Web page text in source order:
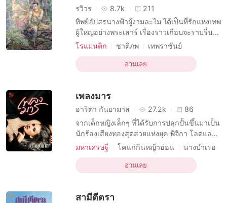
โดนบังคับมาหลงรัก
รวิวร 8.7k
211
ทิพย์อัปสรนางฟ้าผู้งามละไม ได้เป็นที่รักแห่งเทพ
ผู้ใหญ่อย่างพระเสาร์ เรื่องราวเกือบจะราบรื่น
แล้ว ถ้านางจะไม่เป็นที่รักแห่งองค์พระอังคาร
สงครามแห่งสวรรค์จึงบันเกิด!
โรแมนติก ชาติภพ
เทพราชันย์
ความลึกลับ
ผจญภัย นางฟ้า
อมนุษย์
การอยู่กินด้วยกัน
โดนบังคับมาหลงรัก
อ่านเลย
เพลงมาร
อาริตา กันยามาส 27.2k
86
จากเด็กหญิงเล็กๆ ที่ได้รับการปลุกปั้นขึ้นมาเป็น
นักร้องเสียงทองสุดสวยแห่งยุค พิจิกา โลดแล่น
ไปตามจังหวะเสียงเพลงจนถึงจุดสุดยอดในชีวิต
และเส้นทางนั้นก็ไม่ได้งดงามเสมอไปเมื่อ สุวิชา
ชายหนุ่มรูปงามก้าวผ่านมา เขาไม่ได้เป็นเทพ
บุตรสำหรับเธอ แต่เป็นมารร้ายที่ทำให้เธอ
วิตข
มหาเศรษฐี โคแก่กินหญ้าอ่อน
นางบำเรอ
บทบาทที่เป็นชายหล่อ
R-18
โรแมนติก
มาเฟีย
เมียเก็บ
ความรักที่เย็นชา
อ่านเลย
สามีตีตรา